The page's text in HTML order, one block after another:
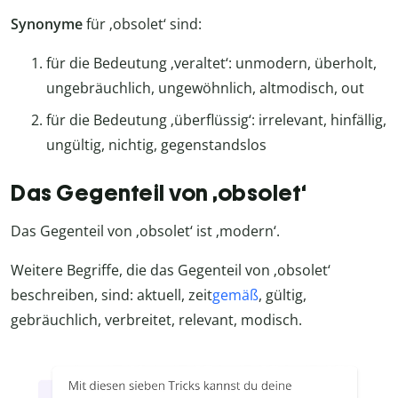
Synonymefür ‚obsolet‘ sind:
für die Bedeutung ‚veraltet‘: unmodern, überholt,
ungebräuchlich, ungewöhnlich, altmodisch, out
für die Bedeutung ‚überflüssig‘: irrelevant, hinfällig,
ungültig, nichtig, gegenstandslos
Das Gegenteil von ‚obsolet‘
Das Gegenteil von ‚obsolet‘ ist ‚modern‘.
Weitere Begriffe, die das Gegenteil von ‚obsolet‘
beschreiben, sind: aktuell, zeitgemäß, gültig,
gebräuchlich, verbreitet, relevant, modisch.